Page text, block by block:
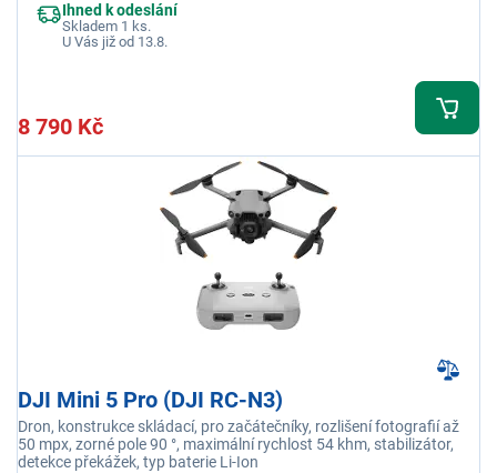
Ihned k odeslání
Skladem 1 ks.
U Vás již od 13.8.
8 790 Kč
DJI Mini 5 Pro (DJI RC-N3)
Dron, konstrukce skládací, pro začátečníky, rozlišení fotografií až
50 mpx, zorné pole 90 °, maximální rychlost 54 khm, stabilizátor,
detekce překážek, typ baterie Li-Ion